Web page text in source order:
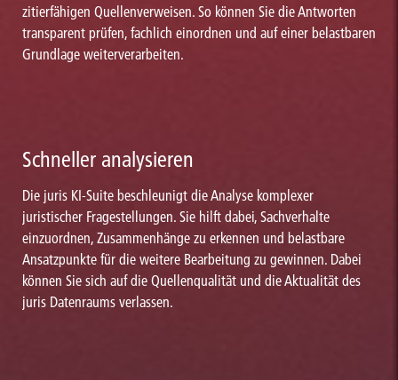
zitierfähigen Quellenverweisen. So können Sie die Antworten
transparent prüfen, fachlich einordnen und auf einer belastbaren
Grundlage weiterverarbeiten.
Schneller analysieren
Die juris KI-Suite beschleunigt die Analyse komplexer
juristischer Fragestellungen. Sie hilft dabei, Sachverhalte
einzuordnen, Zusammenhänge zu erkennen und belastbare
Ansatzpunkte für die weitere Bearbeitung zu gewinnen. Dabei
können Sie sich auf die Quellenqualität und die Aktualität des
juris Datenraums verlassen.